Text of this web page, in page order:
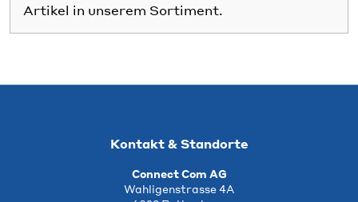
Artikel in unserem Sortiment.
Kontakt & Standorte
Connect Com AG
Wahligenstrasse 4A